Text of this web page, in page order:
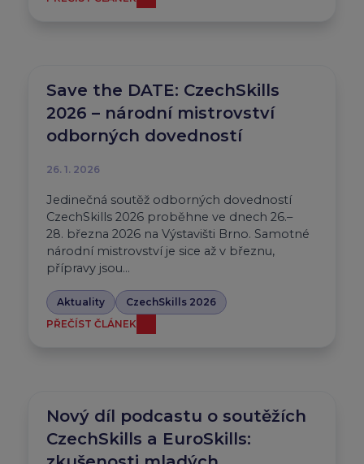
Save the DATE: CzechSkills
2026 – národní mistrovství
odborných dovedností
26. 1. 2026
Jedinečná soutěž odborných dovedností
CzechSkills 2026 proběhne ve dnech 26.–
28. března 2026 na Výstavišti Brno. Samotné
národní mistrovství je sice až v březnu,
přípravy jsou…
Aktuality
CzechSkills 2026
PŘEČÍST ČLÁNEK
Nový díl podcastu o soutěžích
CzechSkills a EuroSkills: